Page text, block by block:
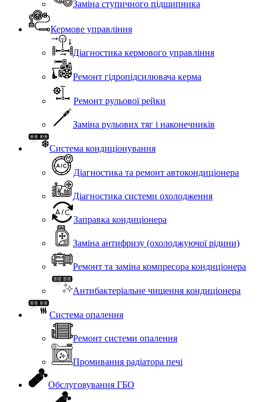
Заміна ступичного підшипника
Кермове управління
Діагностика кермового управління
Ремонт гідропідсилювача керма
Ремонт рульової рейки
Заміна рульових тяг і наконечників
Система кондиціонування
Діагностика та ремонт автокондиціонера
Діагностика системи охолодження
Заправка кондиціонера
Заміна антифризу (охолоджуючої рідини)
Ремонт та заміна компресора кондиціонера
Антибактеріальне чищення кондиціонера
Система опалення
Ремонт системи опалення
Промивання радіатора печі
Обслуговування ГБО